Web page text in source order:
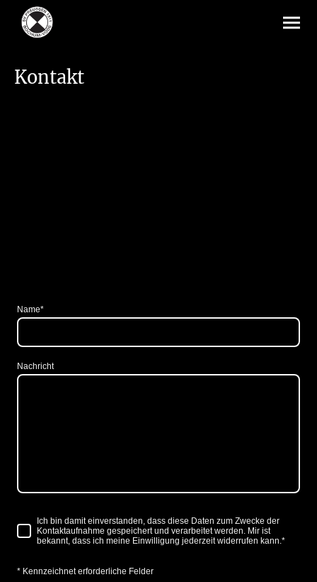
Kontakt
Name*
Nachricht
Ich bin damit einverstanden, dass diese Daten zum Zwecke der
Kontaktaufnahme gespeichert und verarbeitet werden. Mir ist
bekannt, dass ich meine Einwilligung jederzeit widerrufen kann.*
* Kennzeichnet erforderliche Felder